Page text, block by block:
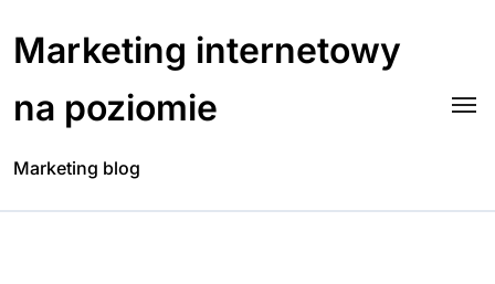
content
Marketing internetowy
na poziomie
Marketing blog